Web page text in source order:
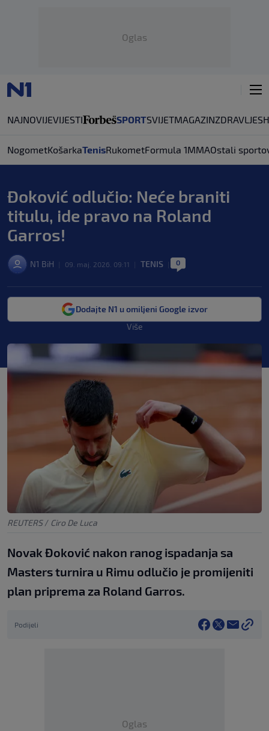
Oglas
NAJNOVIJEVIJESTI SPORTSVIJETMAGAZINZDRAVLJE
NogometKošarkaTenisRukometFormula 1MMAOstali
Đoković odlučio: Neće braniti
titulu, ide pravo na Roland
Garros!
N1 BiH 09. maj. 2026. 09:11 TENIS 0
Dodajte N1 u omiljeni Google izvor
Više
REUTERS / Ciro De Luca
Novak Đoković nakon ranog ispadanja sa
Masters turnira u Rimu odlučio je promijeniti
plan priprema za Roland Garros.
Podijeli
Oglas